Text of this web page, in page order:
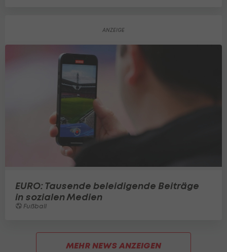
EURO: Tausende beleidigende Beiträge
in sozialen Medien
Fußball
MEHR NEWS ANZEIGEN